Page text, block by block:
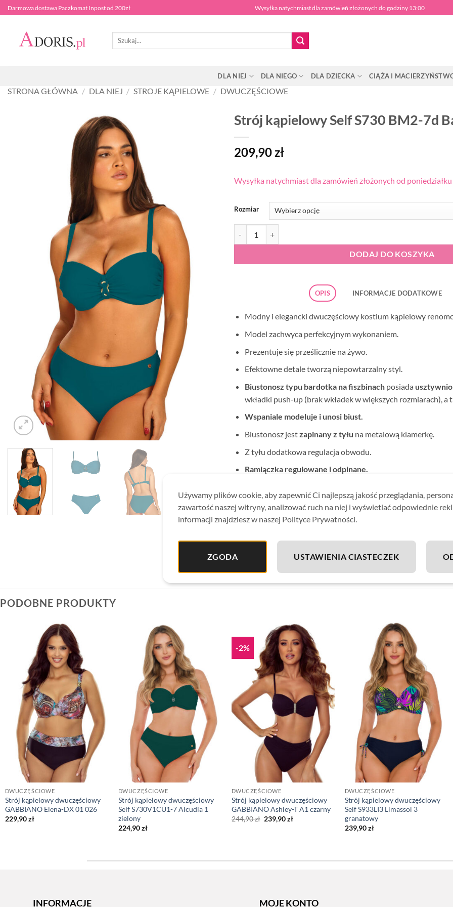
Przewiń
do
zawartości
Darmowa dostawa Paczkomat Inpost od 200zł Wysyłka natychmiast dla zamówień złożonych do godziny 13:00
Szukaj:
DLA NIEJ DLA NIEGO DLA DZIECKA CIĄŻA I
STRONA GŁÓWNA / DLA NIEJ / STROJE KĄPIELOWE / DWUCZĘŚCIOWE
Strój kąpielowy Self S730 BM2-7d
209,90zł
Wysyłka natychmiast dla zamówień złożonych od
Rozmiar
DODAJ DO KOSZYKA
OPIS INFORMACJE DODATKOWE
Modny i elegancki dwuczęściowy kostium kąpielowy
Model zachwyca perfekcyjnym wykonaniem.
Prezentuje się prześlicznie na żywo.
Efektowne detale tworzą niepowtarzalny styl.
Biustonosz typu bardotka na fiszbinach posiada
wkładki push-up (brak wkładek w większych rozmiarach),
Wspaniale modeluje i unosi biust.
Biustonosz jestzapinany z tyłu na metalową klamerkę.
Z tyłu dodatkowa regulacja obwodu.
Ramiączka regulowane i odpinane.
Majteczki w komplecie to ładnie skrojone figi wykończone
Strój idealnie sprawdzi się zarówno na basenie jak i plaży.
Kostium kąpielowy wykonanyz wysokiej jakości lycry,
Materiał odporny na chlor, wodę morską i słońce.
PODOBNE PRODUKTY
DWUCZĘŚCIOWE
Strój kąpielowy dwuczęściowy
GABBIANO Elena-DX 01 026
229,90zł
DWUCZĘŚCIOWE
Strój kąpielowy dwuczęściowy
Self S730V1CU1-7 Alcudia 1
zielony
224,90zł
-2%
DWUCZĘŚCIOWE
Strój kąpielowy dwuczęściowy
GABBIANO Ashley-T A1 czarny
244,90zł Pierwotna
cena
239,90złAktualna
DWUCZĘŚCIOWE
Strój kąpielowy dwuczęściowy
Self S933LI3 Limassol 3
granatowy
239,90zł
INFORMACJE MOJE KONTO
Używamy plików cookie, aby zapewnić Ci najlepszą jakość przeglądania,
zawartość naszej witryny, analizować ruch na niej i wyświetlać odpowiednie
informacji znajdziesz w naszej Polityce Prywatności.
ZGODA USTAWIENIA CIASTECZEK